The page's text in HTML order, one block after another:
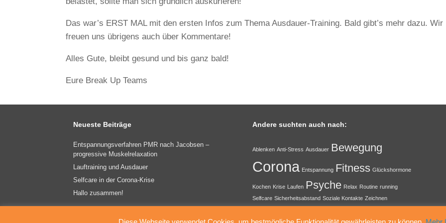
Das war’s ERST MAL mit den ersten Infos zum Thema Ausdauer-Training. Bald gibt’s mehr dazu. Wir
freuen uns übrigens auch über Kommentare!
Alles Gute, bleibt gesund und bis ganz bald!
Eure Break Up Teams
Neueste Beiträge
Entspannungsverfahren PMR nach Jacobsen –
progressive Muskelrelaxation
Lauftraining und Ausdauer
Selfcare in der Corona-Krise
Hallo zusammen!
Andere suchten auch nach:
Ablenken Anti-Stress Ausdauer Bewegung
Corona Entspannung Fitness Glückshormone
Kochen Krise Laufen Psyche Relax Routine running
Selfcare Sicherheitsabstand Soziale Kontakte Zeichnen
Ein Theme von SiteOrigin